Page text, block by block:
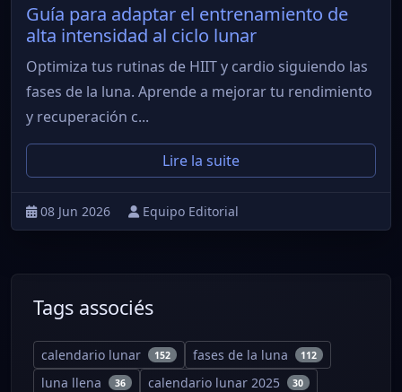
Guía para adaptar el entrenamiento de
alta intensidad al ciclo lunar
Optimiza tus rutinas de HIIT y cardio siguiendo las
fases de la luna. Aprende a mejorar tu rendimiento
y recuperación c...
Lire la suite
08 Jun 2026 Equipo Editorial
Tags associés
calendario lunar 152 fases de la luna 112
luna llena 36 calendario lunar 2025 30